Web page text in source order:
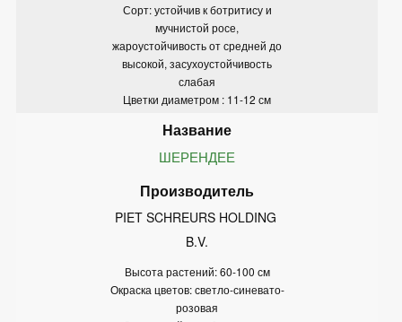
Сорт: устойчив к ботритису и
мучнистой росе,
жароустойчивость от средней до
высокой, засухоустойчивость
слабая
Цветки диаметром : 11-12 см
ШЕРЕНДЕЕ
PIET SCHREURS HOLDING
B.V.
Высота растений: 60-100 см
Окраска цветов: светло-синевато-
розовая